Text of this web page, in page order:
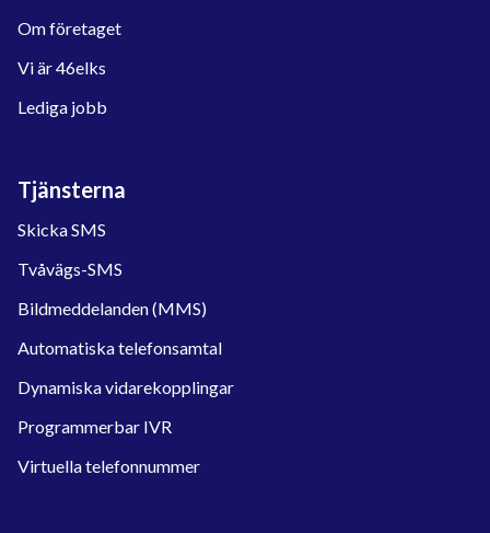
Om företaget
Vi är 46elks
Lediga jobb
Tjänsterna
Skicka SMS
Tvåvägs-SMS
Bildmeddelanden (MMS)
Automatiska telefonsamtal
Dynamiska vidarekopplingar
Programmerbar IVR
Virtuella telefonnummer